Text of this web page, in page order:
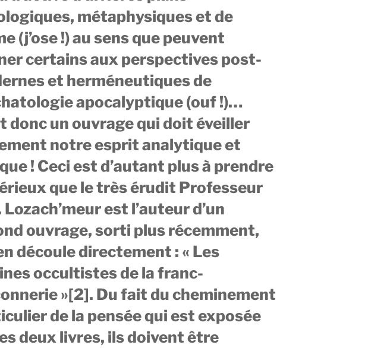
métaphysiques et de
(j’ose !) au sens que peuvent
certains aux perspectives post-
et herméneutiques de
apocalyptique (ouf !)…
donc un ouvrage qui doit éveiller
notre esprit analytique et
! Ceci est d’autant plus à prendre
que le très érudit Professeur
Lozach’meur est l’auteur d’un
ouvrage, sorti plus récemment,
découle directement : « Les
occultistes de la franc-
»[2]. Du fait du cheminement
de la pensée qui est exposée
deux livres, ils doivent être